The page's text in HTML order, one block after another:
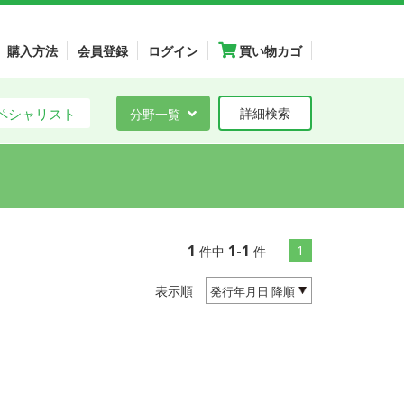
購入方法 会員登録 ログイン 買い物カゴ
シャリスト 分野一覧 詳細検索
1 件中 1-1 件 1
表示順